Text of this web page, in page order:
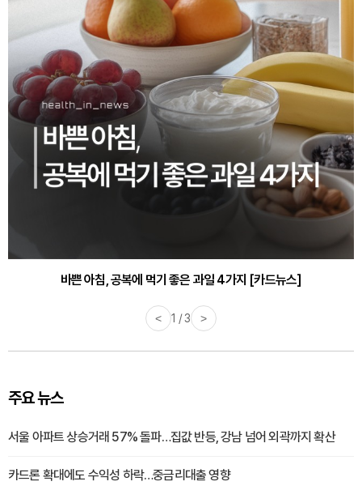
바쁜 아침, 공복에 먹기 좋은 과일 4가지 [카드뉴스]
30대부터 유병률 2배...여자에게 꼭 필요한 검사는? [카드뉴스]
< 1 / 3 >
주요 뉴스
서울 아파트 상승거래 57% 돌파…집값 반등, 강남 넘어 외곽까지 확산
카드론 확대에도 수익성 하락…중금리대출 영향